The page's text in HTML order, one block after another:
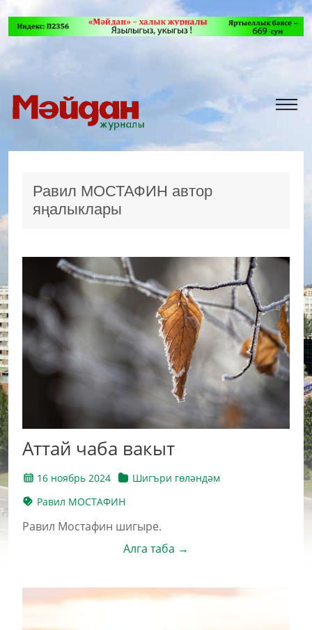
Равил МОСТАФИН автор
яңалыклары
Аттай чаба вакыт
16 ноябрь 2024
Шигъри гөләндәм
Равил МОСТАФИН
Равил Мостафин шигыре.
Алга таба →